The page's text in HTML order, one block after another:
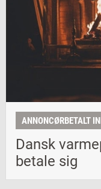
ANNONCØRBETALT
Dansk
betale sig